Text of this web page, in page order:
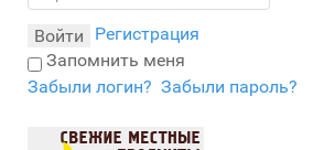
Войти
Регистрация
Запомнить меня
Забыли логин? Забыли пароль?